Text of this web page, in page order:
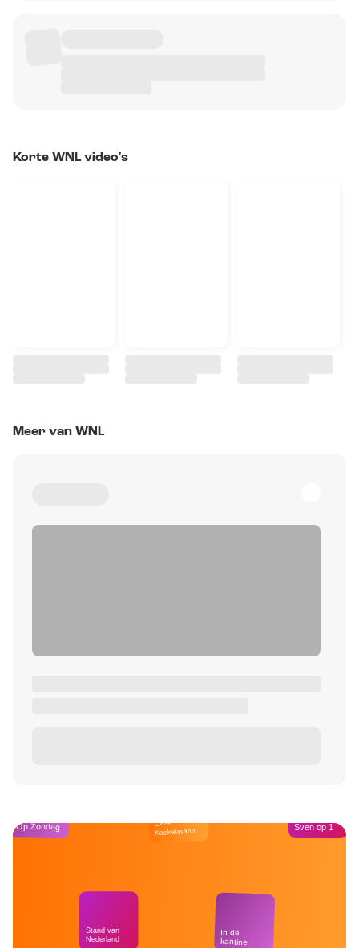
Korte WNL video's
Meer van WNL
Op Zondag
Stand van
Nederland
Café
Kockelmann
In de
kantine
Sven op 1